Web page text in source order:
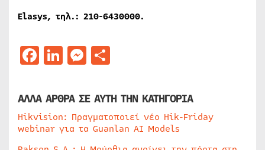
Elasys, τηλ.: 210-6430000.
Facebook
LinkedIn
Messenger
ΑΛΛΑ ΑΡΘΡΑ ΣΕ ΑΥΤΗ ΤΗΝ ΚΑΤΗΓΟΡΙΑ
Hikvision: Πραγματοποιεί νέο Hik-Friday
webinar για τα Guanlan AI Models